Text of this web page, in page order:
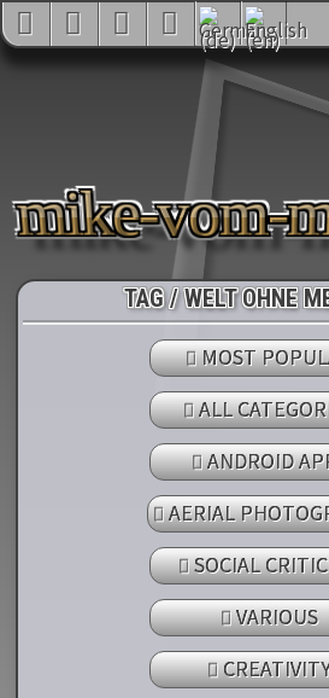
mike-vom-
TAG / WELT OHNE
MOST
ALL
ANDROID
AERIAL
SOCIAL
VARIOUS